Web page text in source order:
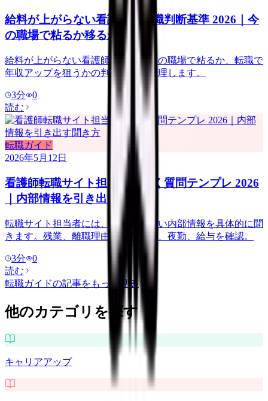
給料が上がらない看護師の転職判断基準 2026｜今
の職場で粘るか移るか
給料が上がらない看護師向けに、今の職場で粘るか、転職で
年収アップを狙うかの判断基準を整理します。
3分
0
読む
転職ガイド
2026年5月12日
看護師転職サイト担当者に聞く質問テンプレ 2026
｜内部情報を引き出す聞き方
転職サイト担当者には、求人票にない内部情報を具体的に聞
きます。残業、離職理由、教育体制、夜勤、給与を確認。
3分
0
読む
転職ガイドの記事をもっと見る
他のカテゴリを探す
キャリアアップ